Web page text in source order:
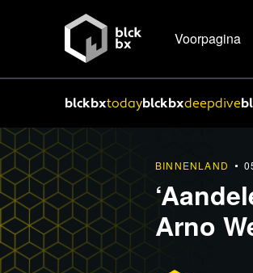
Voorpagina
blckbxtodayblckbxdeepdive
BINNENLAND
Arno